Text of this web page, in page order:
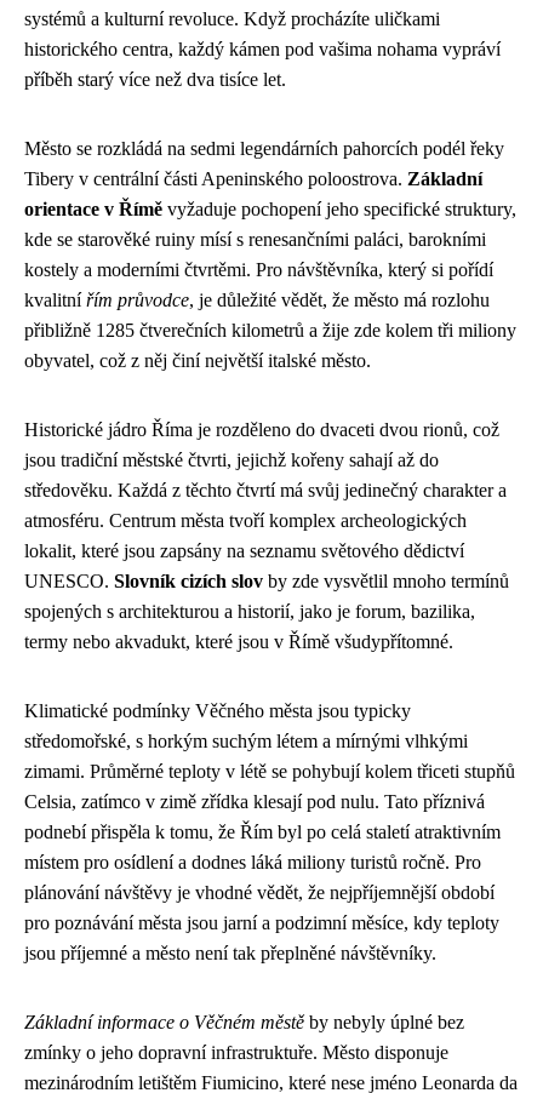
systémů a kulturní revoluce. Když procházíte uličkami
historického centra, každý kámen pod vašima nohama vypráví
příběh starý více než dva tisíce let.
Město se rozkládá na sedmi legendárních pahorcích podél řeky
Tibery v centrální části Apeninského poloostrova. Základní
orientace v Římě vyžaduje pochopení jeho specifické struktury,
kde se starověké ruiny mísí s renesančními paláci, barokními
kostely a moderními čtvrtěmi. Pro návštěvníka, který si pořídí
kvalitnířím průvodce, je důležité vědět, že město má rozlohu
přibližně 1285 čtverečních kilometrů a žije zde kolem tři miliony
obyvatel, což z něj činí největší italské město.
Historické jádro Říma je rozděleno do dvaceti dvou rionů, což
jsou tradiční městské čtvrti, jejichž kořeny sahají až do
středověku. Každá z těchto čtvrtí má svůj jedinečný charakter a
atmosféru. Centrum města tvoří komplex archeologických
lokalit, které jsou zapsány na seznamu světového dědictví
UNESCO. Slovník cizích slov by zde vysvětlil mnoho termínů
spojených s architekturou a historií, jako je forum, bazilika,
termy nebo akvadukt, které jsou v Římě všudypřítomné.
Klimatické podmínky Věčného města jsou typicky
středomořské, s horkým suchým létem a mírnými vlhkými
zimami. Průměrné teploty v létě se pohybují kolem třiceti stupňů
Celsia, zatímco v zimě zřídka klesají pod nulu. Tato příznivá
podnebí přispěla k tomu, že Řím byl po celá staletí atraktivním
místem pro osídlení a dodnes láká miliony turistů ročně. Pro
plánování návštěvy je vhodné vědět, že nejpříjemnější období
pro poznávání města jsou jarní a podzimní měsíce, kdy teploty
jsou příjemné a město není tak přeplněné návštěvníky.
Základní informace o Věčném městě by nebyly úplné bez
zmínky o jeho dopravní infrastruktuře. Město disponuje
mezinárodním letištěm Fiumicino, které nese jméno Leonarda da